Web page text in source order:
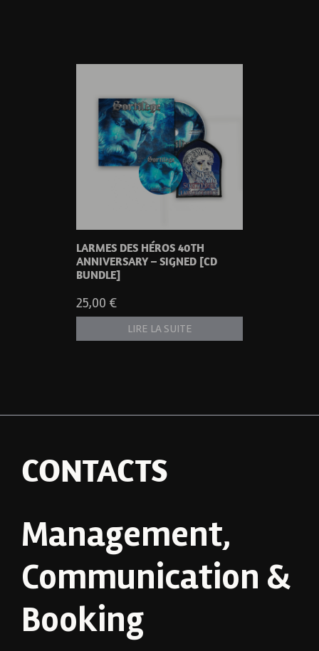
LARMES DES HÉROS 40TH
ANNIVERSARY – SIGNED [CD
BUNDLE]
25,00 €
LIRE LA SUITE
CONTACTS
Management,
Communication &
Booking